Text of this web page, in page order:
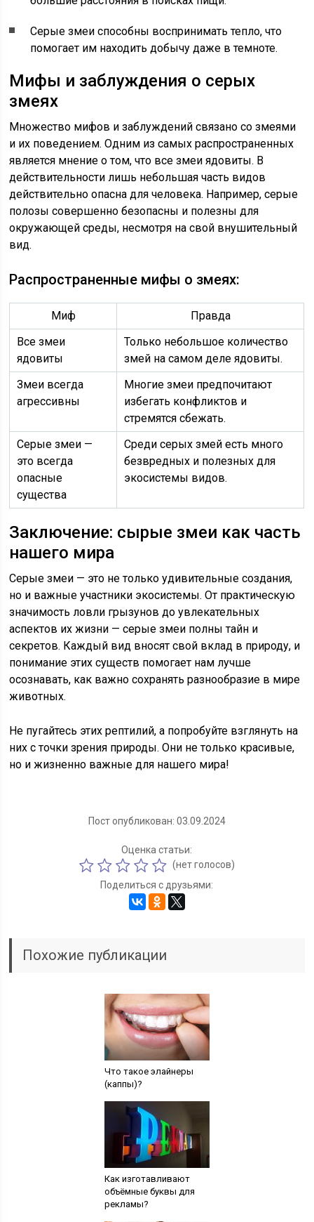
Серые змеи способны воспринимать тепло, что
помогает им находить добычу даже в темноте.
Мифы и заблуждения о серых
змеях
Множество мифов и заблуждений связано со змеями
и их поведением. Одним из самых распространенных
является мнение о том, что все змеи ядовиты. В
действительности лишь небольшая часть видов
действительно опасна для человека. Например, серые
полозы совершенно безопасны и полезны для
окружающей среды, несмотря на свой внушительный
вид.
Распространенные мифы о змеях:
Миф
Правда
Все змеи
ядовиты
Только небольшое количество
змей на самом деле ядовиты.
Змеи всегда
агрессивны
Многие змеи предпочитают
избегать конфликтов и
стремятся сбежать.
Серые змеи —
это всегда
опасные
существа
Среди серых змей есть много
безвредных и полезных для
экосистемы видов.
Заключение: сырые змеи как часть
нашего мира
Серые змеи — это не только удивительные создания,
но и важные участники экосистемы. От практическую
значимость ловли грызунов до увлекательных
аспектов их жизни — серые змеи полны тайн и
секретов. Каждый вид вносят свой вклад в природу, и
понимание этих существ помогает нам лучше
осознавать, как важно сохранять разнообразие в мире
животных.
Не пугайтесь этих рептилий, а попробуйте взглянуть на
них с точки зрения природы. Они не только красивые,
но и жизненно важные для нашего мира!
Пост опубликован: 03.09.2024
Оценка статьи:
(нет голосов)
Поделиться с друзьями:
Похожие публикации
Что такое элайнеры
(каппы)?
Как изготавливают
объёмные буквы для
рекламы?